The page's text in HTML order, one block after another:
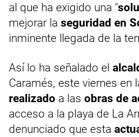
al que ha exigido una "
mejorar la seguridad en
inminente llegada de la
Así lo ha señalado el
Caramés, este viernes en
realizado a las obras de
acceso a la playa de La
denunciado que esta